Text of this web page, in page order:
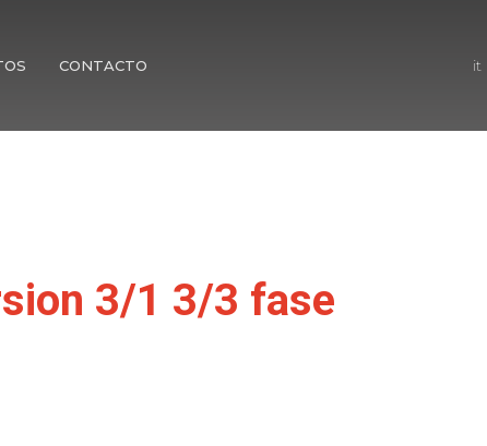
CONTACTO it
3/1 3/3 fase